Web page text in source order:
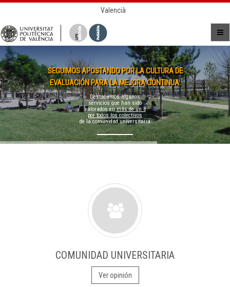
Valencià
SEGUIMOS APOSTANDO POR LA CULTURA DE
EVALUACIÓN PARA LA MEJORA CONTINUA.
Destacamos algunos
servicios que han sido
valorados enmás de un 8
por todos los colectivos
de la comunidad universitaria
COMUNIDAD UNIVERSITARIA
Ver opinión